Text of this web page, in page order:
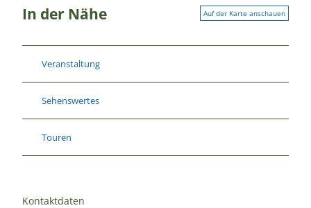
In der Nähe Auf der Karte anschauen
Veranstaltung
Sehenswertes
Touren
Kontaktdaten